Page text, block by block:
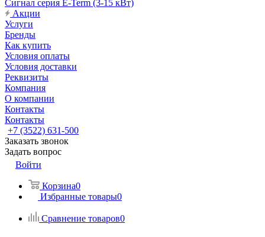
Сигнал серия E-Term (3-15 кВт)
Акции
Услуги
Бренды
Как купить
Условия оплаты
Условия доставки
Реквизиты
Компания
О компании
Контакты
Контакты
+7 (3522) 631-500
Заказать звонок
Задать вопрос
Войти
Корзина0
Избранные товары0
Сравнение товаров0